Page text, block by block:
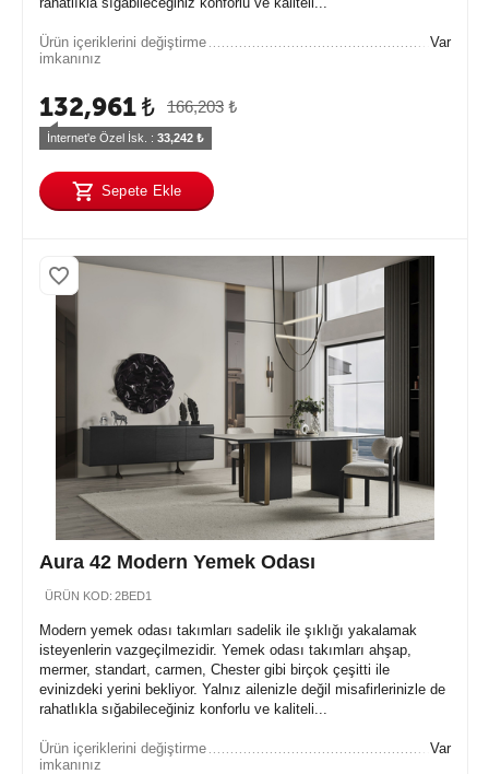
Ürün içeriklerini değiştirme
imkanınız
Var
166,203 ₺
132,961₺
İnternet'e Özel İsk. : 33,242 ₺
Sepete Ekle
Aura 42 Modern Yemek Odası
ÜRÜN KOD: 2BED1
Modern yemek odası takımları sadelik ile şıklığı yakalamak
isteyenlerin vazgeçilmezidir. Yemek odası takımları ahşap,
mermer, standart, carmen, Chester gibi birçok çeşitti ile
evinizdeki yerini bekliyor. Yalnız ailenizle değil misafirlerinizle de
rahatlıkla sığabileceğiniz konforlu ve kaliteli...
Ürün içeriklerini değiştirme
imkanınız
Var